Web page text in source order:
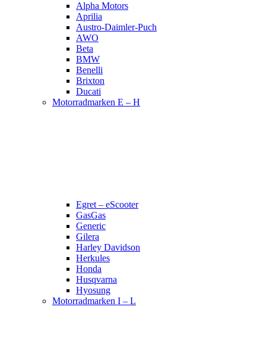
Alpha Motors
Aprilia
Austro-Daimler-Puch
AWO
Beta
BMW
Benelli
Brixton
Ducati
Motorradmarken E – H
Egret – eScooter
GasGas
Generic
Gilera
Harley Davidson
Herkules
Honda
Husqvarna
Hyosung
Motorradmarken I – L